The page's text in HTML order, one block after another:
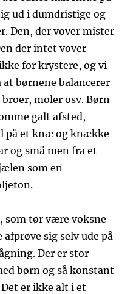
ud i dumdristige og
Den, der vover mister
der intet vover
for krystere, og vi
børnene balancerer
moler osv. Børn
galt afsted,
på et knæ og knække
og små men fra et
som en
tør være voksne
sig selv ude på
Der er stor
børn og så konstant
er ikke alt i et